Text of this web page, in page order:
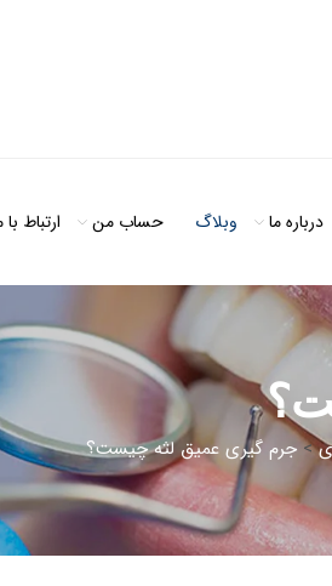
درباره ما وبلاگ حساب من ارتباط با
>جرم گیری عمیق لثه چیست؟